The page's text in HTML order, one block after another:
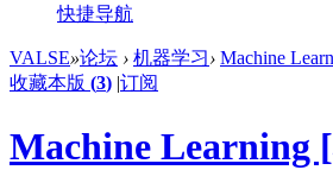
快捷导航
VALSE»论坛 › 机器学习› Machine
收藏本版 (3) |订阅
Machine Learning